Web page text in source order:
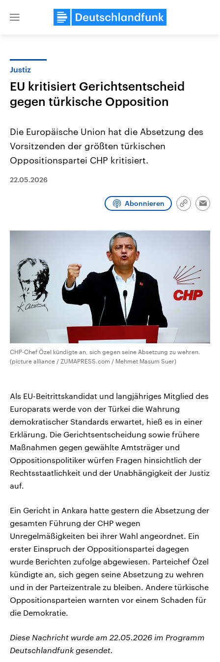
Close
2026
September 2026 einen neuen
Wahlprogramme, aktuelle Berichte
und Hintergründe zu den Parteien
und Kandidaten der anstehenden
Wahl.
Wirtschaftlich und
gehören die Vereinigten
den mächtigsten Ländern
Podcasts
Audio-Archiv
Justiz
EU kritisiert Gerichtsentscheid
gegen türkische Opposition
Die Europäische Union hat die Absetzung des
Vorsitzenden der größten türkischen
Oppositionspartei CHP kritisiert.
22.05.2026
Abonnieren
Link
CHP-Chef Özel kündigte an, sich gegen seine Absetzung zu wehren.
(picture alliance / ZUMAPRESS.com / Mehmet Masum Suer)
Als EU-Beitrittskandidat und langjähriges Mitglied des
Europarats werde von der Türkei die Wahrung
demokratischer Standards erwartet, hieß es in einer
Erklärung. Die Gerichtsentscheidung sowie frühere
Maßnahmen gegen gewählte Amtsträger und
Oppositionspolitiker würfen Fragen hinsichtlich der
Rechtsstaatlichkeit und der Unabhängigkeit der Justiz
auf.
Ein Gericht in Ankara hatte gestern die Absetzung der
gesamten Führung der CHP wegen
Unregelmäßigkeiten bei ihrer Wahl angeordnet. Ein
erster Einspruch der Oppositionspartei dagegen
wurde Berichten zufolge abgewiesen. Parteichef Özel
kündigte an, sich gegen seine Absetzung zu wehren
und in der Parteizentrale zu bleiben. Andere türkische
Oppositionsparteien warnten vor einem Schaden für
die Demokratie.
Diese Nachricht wurde am 22.05.2026 im Programm
Deutschlandfunk gesendet.